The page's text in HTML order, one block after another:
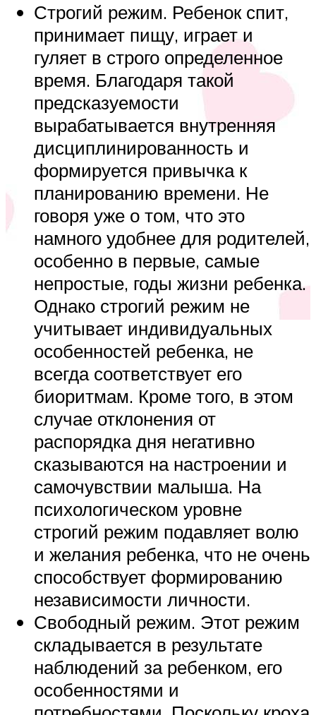
Строгий режим. Ребенок спит,
принимает пищу, играет и
гуляет в строго определенное
время. Благодаря такой
предсказуемости
вырабатывается внутренняя
дисциплинированность и
формируется привычка к
планированию времени. Не
говоря уже о том, что это
намного удобнее для родителей,
особенно в первые, самые
непростые, годы жизни ребенка.
Однако строгий режим не
учитывает индивидуальных
особенностей ребенка, не
всегда соответствует его
биоритмам. Кроме того, в этом
случае отклонения от
распорядка дня негативно
сказываются на настроении и
самочувствии малыша. На
психологическом уровне
строгий режим подавляет волю
и желания ребенка, что не очень
способствует формированию
независимости личности.
Свободный режим. Этот режим
складывается в результате
наблюдений за ребенком, его
особенностями и